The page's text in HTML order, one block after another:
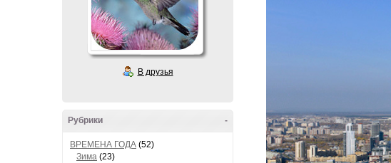
В друзья
-
Рубрики
ВРЕМЕНА ГОДА (52)
Зима (23)